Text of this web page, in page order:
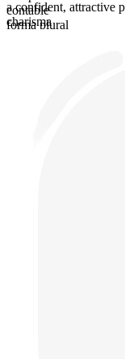
contable
forma plural
a confident, attractive
charisma